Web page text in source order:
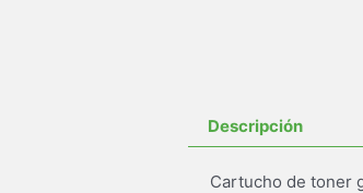
Descripción